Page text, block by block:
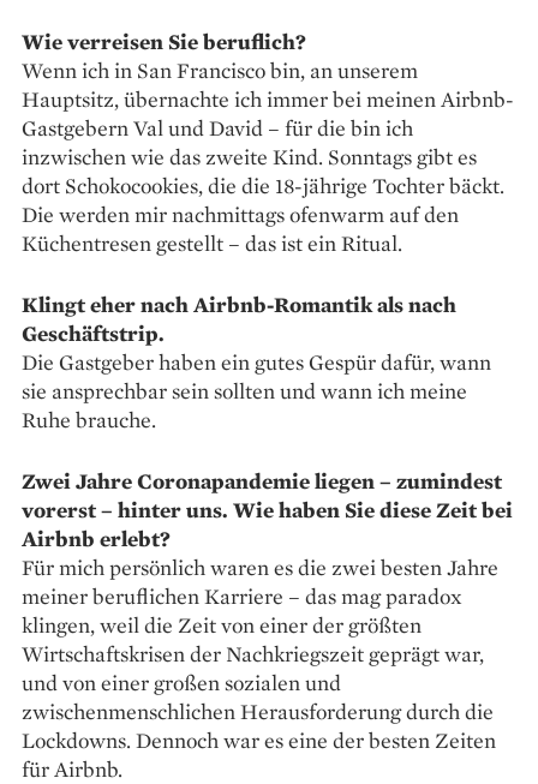
Wie verreisen Sie beruflich?
Wenn ich in San Francisco bin, an unserem
Hauptsitz, übernachte ich immer bei meinen Airbnb-
Gast­gebern Val und David – für die bin ich
inzwischen wie das zweite Kind. Sonntags gibt es
dort Schoko­cookies, die die 18-jährige Tochter bäckt.
Die werden mir nachmittags ofenwarm auf den
Küchentresen gestellt – das ist ein Ritual.
Klingt eher nach Airbnb-­Romantik als nach
Geschäftstrip.
Die Gastgeber haben ein gutes Gespür dafür, wann
sie ansprechbar sein sollten und wann ich meine
Ruhe brauche.
Zwei Jahre Coronapandemie liegen – zumindest
vorerst – ­hinter uns. Wie haben Sie diese Zeit bei
Airbnb erlebt?
Für mich persönlich waren es die zwei besten Jahre
meiner beruf­lichen Karriere – das mag paradox
klingen, weil die Zeit von einer der größten
Wirtschaftskrisen der Nachkriegszeit geprägt war,
und von einer großen sozialen und
zwischenmenschlichen Heraus­forderung durch die
Lockdowns. Dennoch war es eine der besten Zeiten
für Airbnb.